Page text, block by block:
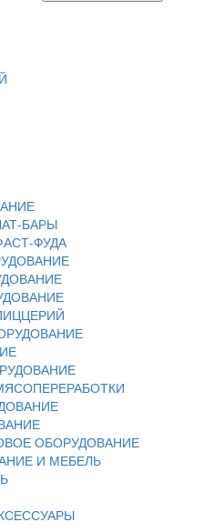
БАРЫ
ФУДА
ОБОРУДОВАНИЕ
И МЕБЕЛЬ